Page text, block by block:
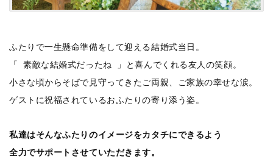
ふたりで一生懸命準備をして迎える結婚式当日。
「 素敵な結婚式だったね 」と喜んでくれる友人の笑顔。
小さな頃からそばで見守ってきたご両親、ご家族の幸せな涙。
ゲストに祝福されているおふたりの寄り添う姿。
私達はそんなふたりのイメージをカタチにできるよう
全力でサポートさせていただきます。